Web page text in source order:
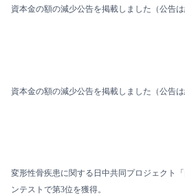
資本金の額の減少公告を掲載しました（公告
資本金の額の減少公告を掲載しました（公告
変形性骨疾患に関する日中共同プロジェクト
ンテストで第3位を獲得。